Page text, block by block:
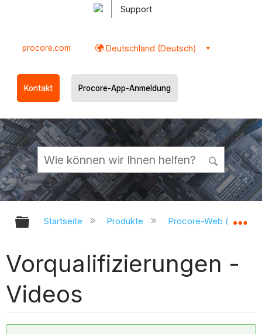
Support
procore.com Deutschland (Deutsch)
Kontakt Procore-App-Anmeldung
Globale Hierarchie auf- und
Startseite Produkte Procore-Web
Vorqualifizierungen -
Videos